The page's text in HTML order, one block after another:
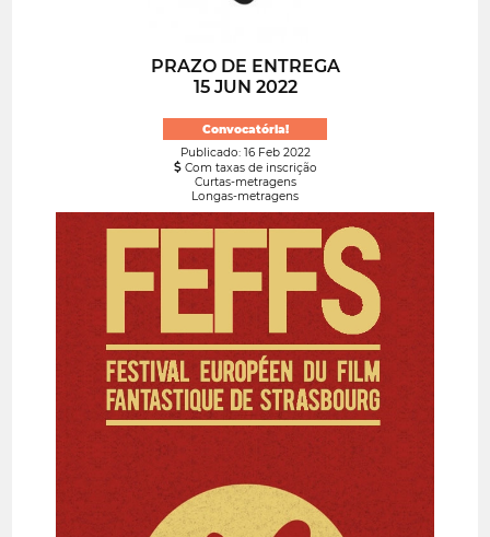
PRAZO DE ENTREGA
15 JUN 2022
Convocatória!
Publicado: 16 Feb 2022
Com taxas de inscrição
Curtas-metragens
Longas-metragens